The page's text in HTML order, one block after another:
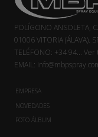
POLÍGONO ANSOLETA,
01006 VITORIA (ÁLAVA).
TELÉFONO: +34 94... Ver
EMAIL:
EMPRESA
NOVEDADES
FOTO ÁLBUM